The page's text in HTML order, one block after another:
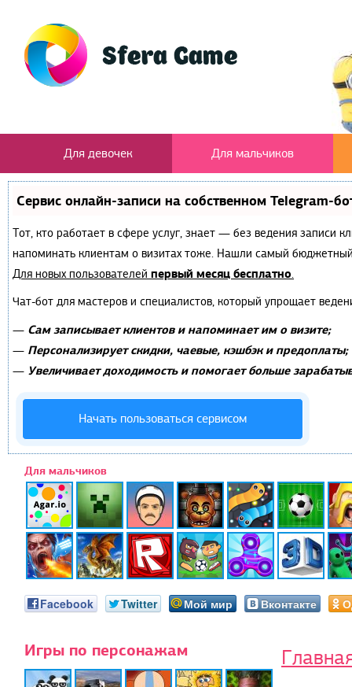
Для девочек Для мальчиков
Сервис онлайн-записи на собственном Telegram-
Тот, кто работает в сфере услуг, знает — без ведения записи
напоминать клиентам о визитах тоже. Нашли самый
Для новых пользователей первый месяц бесплатно.
Чат-бот для мастеров и специалистов, который упрощает
— Сам записывает клиентов и напоминает им о визите;
— Персонализирует скидки, чаевые, кэшбэк и предоплаты;
— Увеличивает доходимость и помогает больше
Начать пользоваться сервисом
Для мальчиков
Facebook Twitter Мой мир Вконтакте
Игры по персонажам